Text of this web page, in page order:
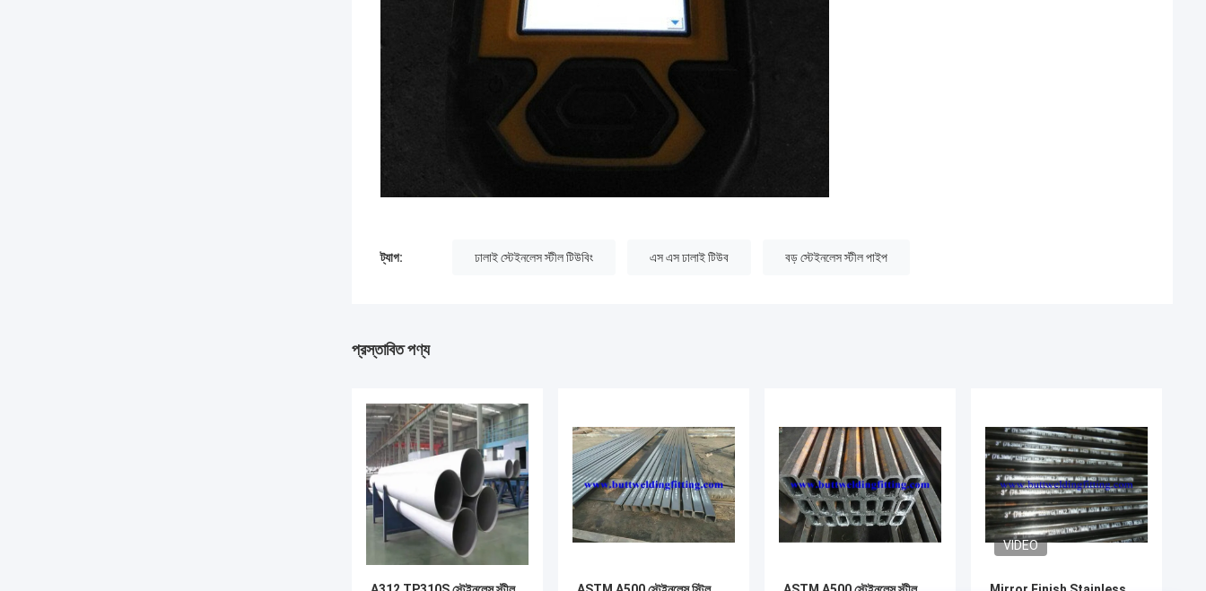
ট্যাগ: ঢালাই স্টেইনলেস স্টীল টিউবিং এস এস ঢালাই টিউব বড় স্টেইনলেস স্টীল পাইপ
প্রস্তাবিত পণ্য
VIDEO